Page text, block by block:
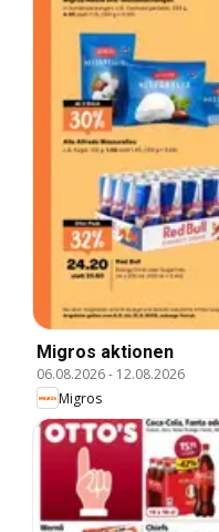
Migros aktionen
06.08.2026- 12.08.2026
Migros